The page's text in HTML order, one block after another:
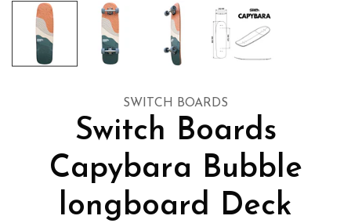
SWITCH BOARDS
Switch Boards
Capybara Bubble
longboard Deck